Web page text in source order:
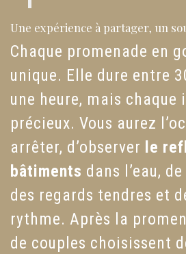
Une expérience à partager, un
Chaque promenade en
unique. Elle dure entre
une heure, mais chaque
précieux. Vous aurez
arrêter, d’observer le
bâtiments dans l’eau,
des regards tendres et
rythme. Après la
de couples choisissent